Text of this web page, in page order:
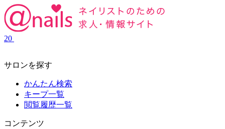
20
サロンを探す
かんたん検索
キープ一覧
閲覧履歴一覧
コンテンツ